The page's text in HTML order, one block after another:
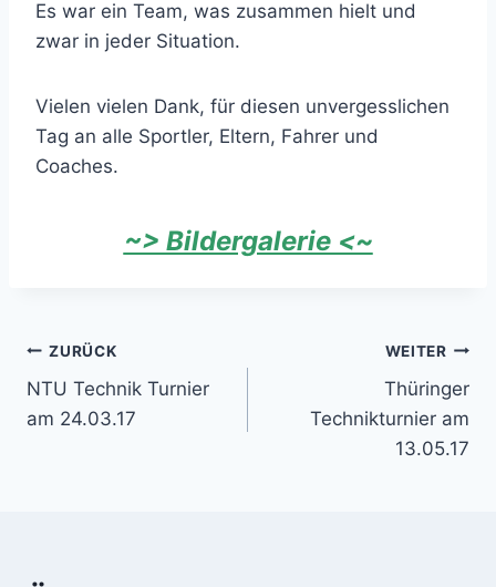
Es war ein Team, was zusammen hielt und
zwar in jeder Situation.
Vielen vielen Dank, für diesen unvergesslichen
Tag an alle Sportler, Eltern, Fahrer und
Coaches.
~> Bildergalerie <~
Beitragsnavigation
ZURÜCK
NTU Technik Turnier
am 24.03.17
WEITER
Thüringer
Technikturnier am
13.05.17